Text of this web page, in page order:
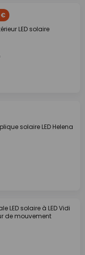
€
LED solaire
solaire LED Helena
LED solaire à LED Vidi
de mouvement